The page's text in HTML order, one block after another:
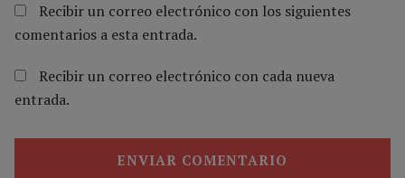
Recibir un correo electrónico con los siguientes
comentarios a esta entrada.
Recibir un correo electrónico con cada nueva
entrada.